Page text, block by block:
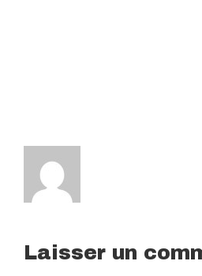
Laisser un